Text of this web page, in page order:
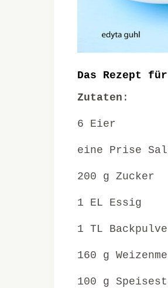
Das Rezept
Zutaten :
6 Eier
eine Prise
200 g Zucker
1 EL Essig
1 TL
160 g
100 g